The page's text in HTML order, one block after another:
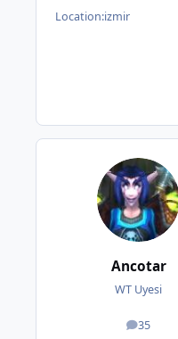
Location:izmir
Ancotar
WT Uyesi
35
posts